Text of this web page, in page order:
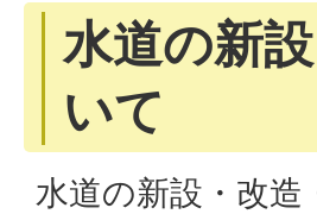
水道の新
いて
水道の新設・改